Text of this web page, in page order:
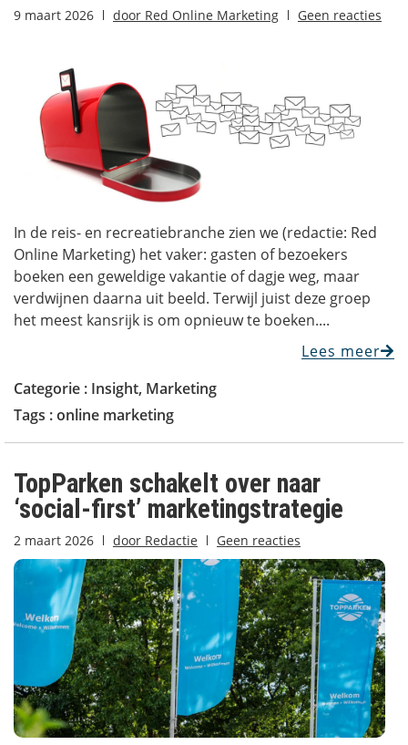
9 maart 2026 door Red Online Marketing Geen reacties
In de reis- en recreatiebranche zien we (redactie: Red
Online Marketing) het vaker: gasten of bezoekers
boeken een geweldige vakantie of dagje weg, maar
verdwijnen daarna uit beeld. Terwijl juist deze groep
het meest kansrijk is om opnieuw te boeken....
Lees meer
Categorie : Insight, Marketing
Tags :online marketing
TopParken schakelt over naar
‘social-first’ marketingstrategie
2 maart 2026 door Redactie Geen reacties